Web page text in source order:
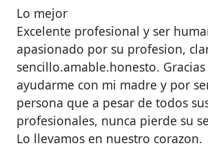
Lo mejor
Excelente profesional y ser
apasionado por su profesion,
sencillo.amable.honesto.
ayudarme con mi madre y por
persona que a pesar de todos
profesionales, nunca pierde su
Lo llevamos en nuestro corazon.